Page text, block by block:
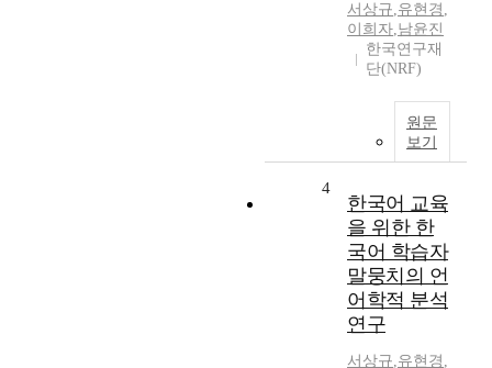
서상규,유현경 ,
이희자,남윤진
한국연구재
단(NRF)
원문
보기
4
한국어 교육
을 위한 한
국어 학습자
말뭉치의 언
어학적 분석
연구
서상규,유현경 ,